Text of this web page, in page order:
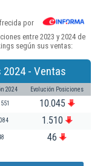
por
entre 2023 y 2024 de
según sus ventas:
- Ventas
2024 Evolución Posiciones
10.045
1.510
46